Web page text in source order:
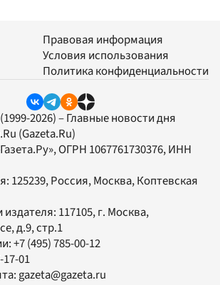
Правовая информация
Условия использования
Политика конфиденциальности
2026) – Главные новости дня
(Gazeta.Ru)
, ОГРН 1067761730376, ИНН
125239, Россия, Москва, Коптевская
издателя: 117105, г. Москва,
д.9, стр.1
+7 (495) 785-00-12
17-01
gazeta@gazeta.ru